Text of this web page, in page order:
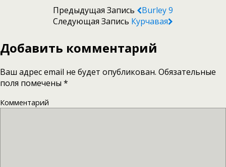
Предыдущая Запись
Burley 9
Следующая Запись Курчавая
Добавить комментарий
Ваш адрес email не будет опубликован. Обязательные
поля помечены *
Комментарий